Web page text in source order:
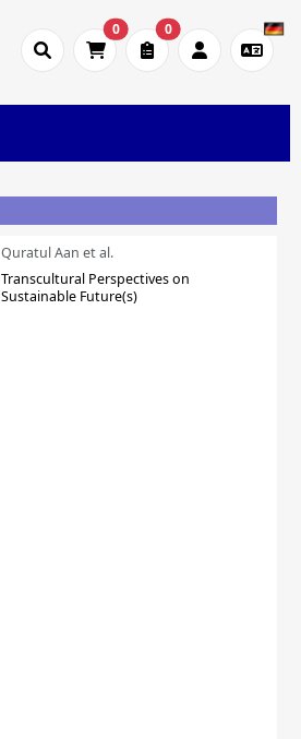
0 0
Quratul Aan et al.
Transcultural Perspectives on
Sustainable Future(s)